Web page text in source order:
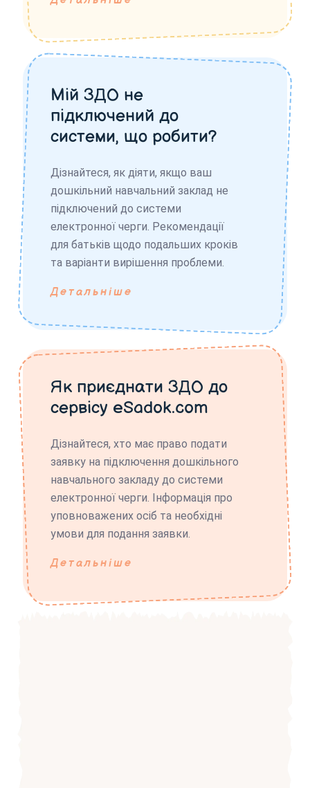
Мій ЗДО не
підключений до
системи, що робити?
Дізнайтеся, як діяти, якщо ваш
дошкільний навчальний заклад не
підключений до системи
електронної черги. Рекомендації
для батьків щодо подальших кроків
та варіанти вирішення проблеми.
Детальніше
Як приєднати ЗДО до
сервісу eSadok.com
Дізнайтеся, хто має право подати
заявку на підключення дошкільного
навчального закладу до системи
електронної черги. Інформація про
уповноважених осіб та необхідні
умови для подання заявки.
Детальніше